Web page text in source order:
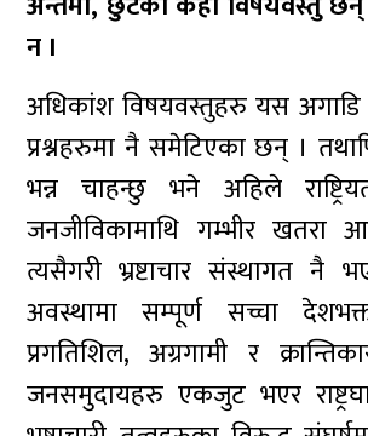
न ।
अधिकांश विषयवस्तुहरु यस
प्रश्नहरुमा नै समेटिएका छन् ।
भन्न चाहन्छु भने अहिले
जनजीविकामाथि गम्भीर खतरा
त्यसैगरी भ्रष्टाचार संस्थागत
अवस्थामा सम्पूर्ण सच्चा
प्रगतिशिल, अग्रगामी र
जनसमुदायहरु एकजुट भएर